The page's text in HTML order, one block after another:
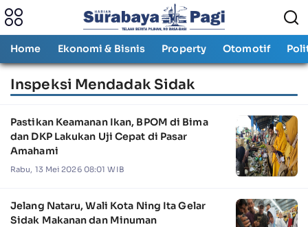
Home Ekonomi & Bisnis Property Otomotif
Inspeksi Mendadak Sidak
Pastikan Keamanan Ikan, BPOM di Bima
dan DKP Lakukan Uji Cepat di Pasar
Amahami
Rabu, 13 Mei 2026 08:01 WIB
Jelang Nataru, Wali Kota Ning Ita Gelar
Sidak Makanan dan Minuman